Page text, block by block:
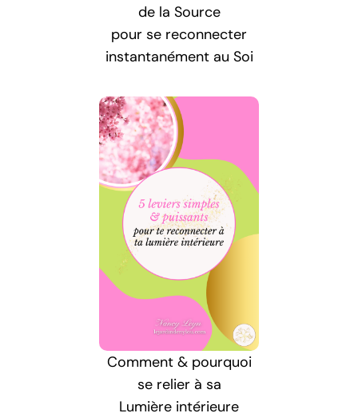
de la Source
pour se reconnecter
instantanément au Soi
Comment & pourquoi
se relier à sa
Lumière intérieure